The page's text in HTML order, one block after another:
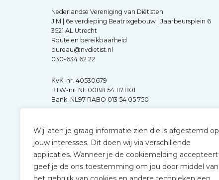
Wij laten je graag informatie zien die is afgestemd op
jouw interesses. Dit doen wij via verschillende
applicaties. Wanneer je de cookiemelding accepteert
geef je de ons toestemming om jou door middel van
Nederlandse Vereniging van Diëtisten
JIM | 6e verdieping Beatrixgebouw | Jaarbeursplein 6
3521 AL Utrecht
Route en bereikbaarheid
bureau@nvdietist.nl
030-634 62 22
KvK-nr. 40530679
BTW-nr. NL.0088.54.117.B01
Bank: NL97 RABO 013 54 05 750